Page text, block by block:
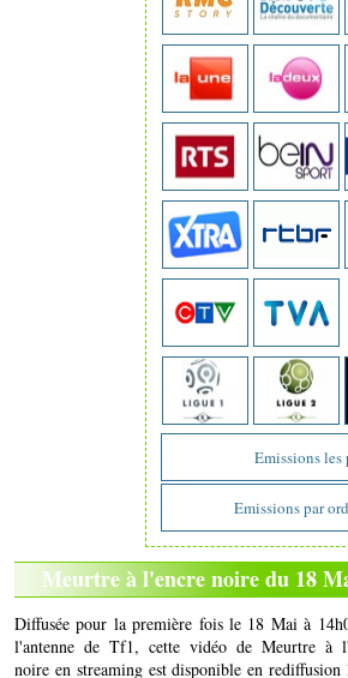
Emissions les
Emissions par
Meurtre à l'encre noire du 18
Diffusée pour la première fois le 18 Mai à
l'antenne de Tf1, cette vidéo de Meurtre à
noire en streaming est disponible en rediffusion